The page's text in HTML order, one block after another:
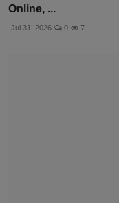
Online, ...
Jul 31, 2026 0 7